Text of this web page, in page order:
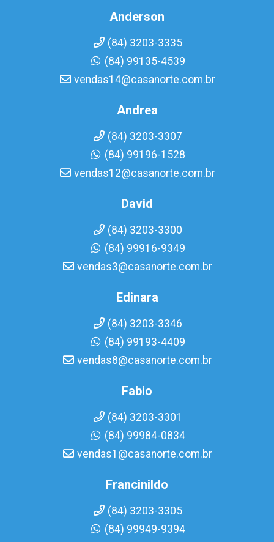
Anderson
(84) 3203-3335
(84) 99135-4539
vendas14@casanorte.com.br
Andrea
(84) 3203-3307
(84) 99196-1528
vendas12@casanorte.com.br
David
(84) 3203-3300
(84) 99916-9349
vendas3@casanorte.com.br
Edinara
(84) 3203-3346
(84) 99193-4409
vendas8@casanorte.com.br
Fabio
(84) 3203-3301
(84) 99984-0834
vendas1@casanorte.com.br
Francinildo
(84) 3203-3305
(84) 99949-9394